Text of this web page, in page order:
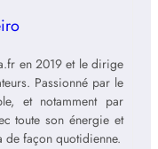
en 2019 et le dirige
Passionné par le
et notamment par
toute son énergie et
de façon quotidienne.